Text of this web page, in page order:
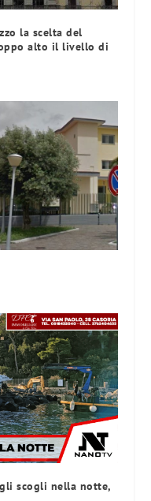
la scelta del
alto il livello di
scogli nella notte,